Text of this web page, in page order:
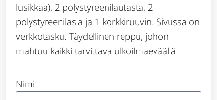
lusikkaa), 2 polystyreenilautasta, 2
polystyreenilasia ja 1 korkkiruuvin. Sivussa on
verkkotasku. Täydellinen reppu, johon
mahtuu kaikki tarvittava ulkoilmaeväällä
Nimi